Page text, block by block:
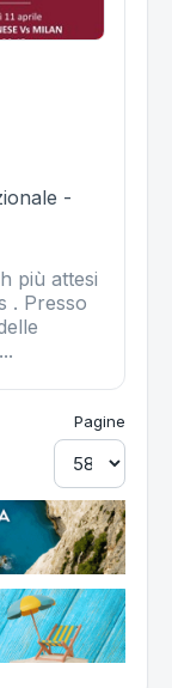
-
più attesi
. Presso
Pagine